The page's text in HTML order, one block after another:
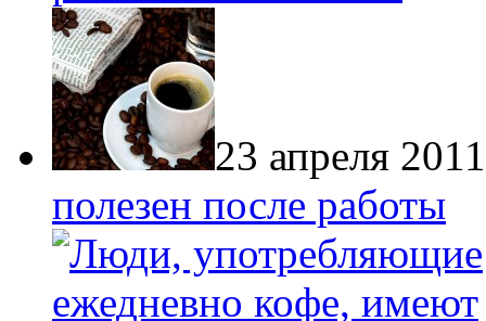
23 апреля
полезен после работы